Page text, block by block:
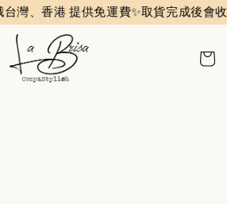
港 提供免運費✨️取貨完成後會收到評